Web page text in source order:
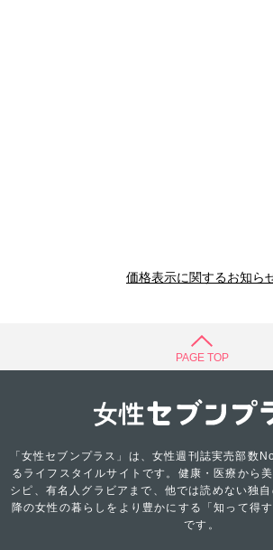
価格表示に関するお知ら
PAGE TOP
「女性セブンプラス」は、女性週刊誌実売部数
るライフスタイルサイトです。健康・医療から
シピ、有名人グラビアまで、他では読めない独
降の女性の暮らしをより豊かにする「知って得
です。